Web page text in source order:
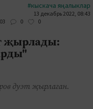
#кыскача яңалыклар
13 декабрь 2022, 08:43
0 0
җырлады:
дуэт җырлаган.